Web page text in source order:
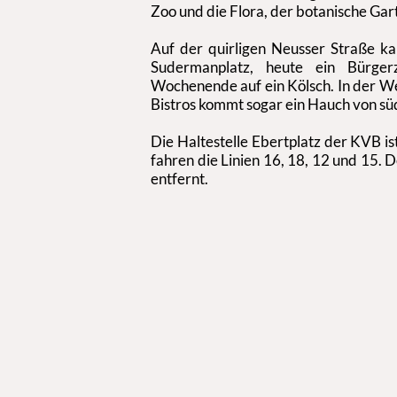
Zoo und die Flora, der botanische
Auf der quirligen Neusser Straße
Sudermanplatz, heute ein
Wochenende auf ein Kölsch. In der
Bistros kommt sogar ein Hauch von
Die Haltestelle Ebertplatz der KVB
fahren die Linien 16, 18, 12 und 15.
entfernt.